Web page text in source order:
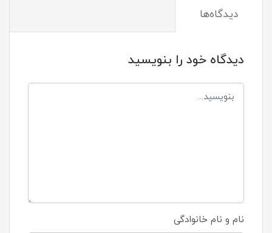
دیدگاه‌ها
دیدگاه خود را بنویسید
نام و نام خانوادگی